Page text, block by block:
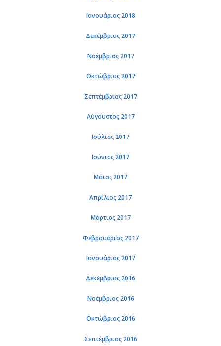
Ια­νουά­ριος 2018
Δε­κέμ­βριος 2017
Νο­έμ­βριος 2017
Οκτώ­βριος 2017
Σε­πτέμ­βριος 2017
Αύ­γου­στος 2017
Ιού­λιος 2017
Ιού­νιος 2017
Μάιος 2017
Απρί­λιος 2017
Μάρ­τιος 2017
Φε­βρουά­ριος 2017
Ια­νουά­ριος 2017
Δε­κέμ­βριος 2016
Νο­έμ­βριος 2016
Οκτώ­βριος 2016
Σε­πτέμ­βριος 2016